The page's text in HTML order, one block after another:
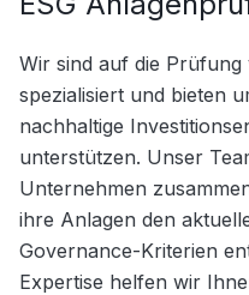
Wir sind auf die Prüfung
spezialisiert und bieten
nachhaltige
unterstützen. Unser
Unternehmen
ihre Anlagen den
Governance-Kriterien
Expertise helfen wir